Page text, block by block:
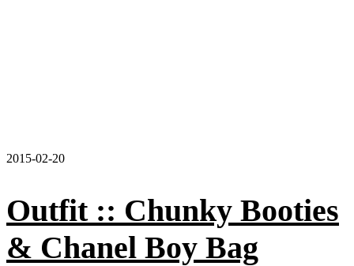
2015-02-20
Outfit :: Chunky Booties
& Chanel Boy Bag